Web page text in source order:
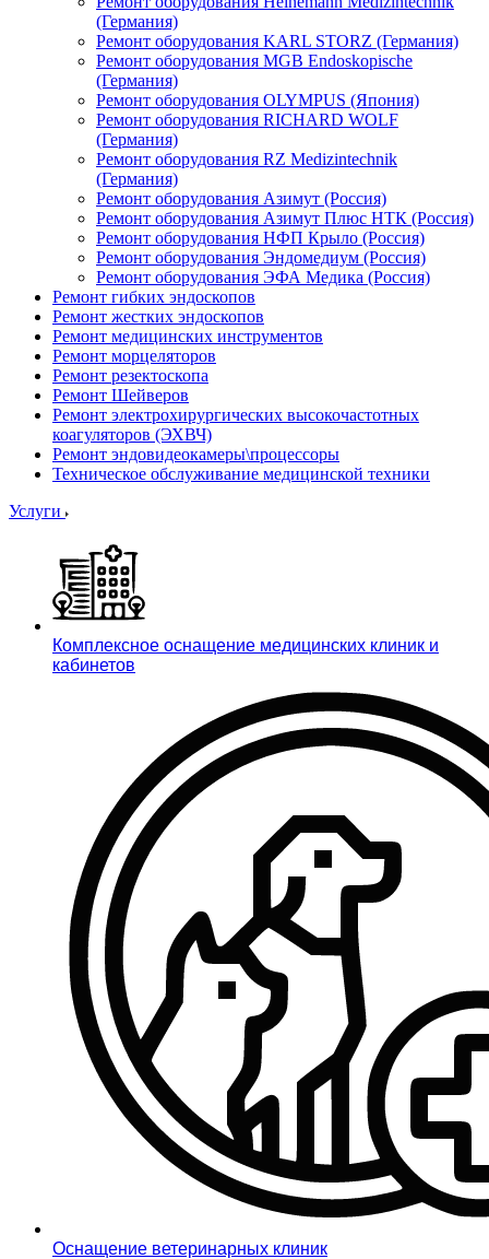
(Германия)
Ремонт оборудования KARL STORZ (Германия)
Ремонт оборудования MGB Endoskopische
(Германия)
Ремонт оборудования OLYMPUS (Япония)
Ремонт оборудования RICHARD WOLF
(Германия)
Ремонт оборудования RZ Medizintechnik
(Германия)
Ремонт оборудования Азимут (Россия)
Ремонт оборудования Азимут Плюс НТК (Россия)
Ремонт оборудования НФП Крыло (Россия)
Ремонт оборудования Эндомедиум (Россия)
Ремонт оборудования ЭФА Медика (Россия)
Ремонт гибких эндоскопов
Ремонт жестких эндоскопов
Ремонт медицинских инструментов
Ремонт морцеляторов
Ремонт резектоскопа
Ремонт Шейверов
Ремонт электрохирургических высокочастотных
коагуляторов (ЭХВЧ)
Ремонт эндовидеокамеры\процессоры
Техническое обслуживание медицинской техники
Услуги
Комплексное оснащение медицинских клиник и
кабинетов
Оснащение ветеринарных клиник